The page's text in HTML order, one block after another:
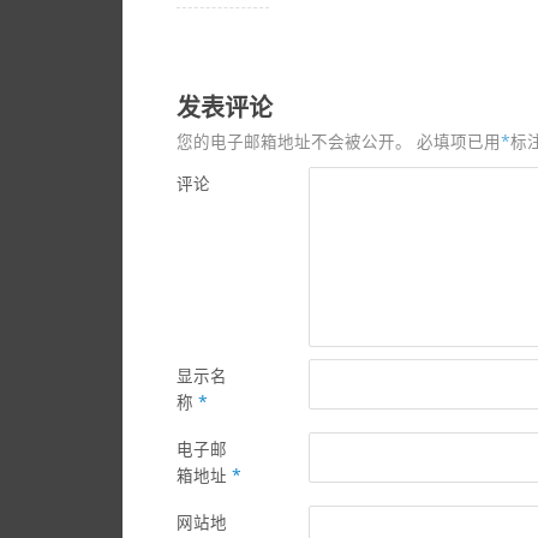
发表评论
您的电子邮箱地址不会被公开。 必填项已用*标
评论
显示名
称 *
电子邮
箱地址 *
网站地